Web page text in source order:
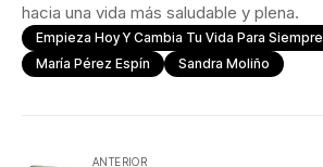
hacia una vida más saludable y plena.
Empieza Hoy Y Cambia Tu Vida Para Siempre
María Pérez Espín
Sandra Moliño
ANTERIOR